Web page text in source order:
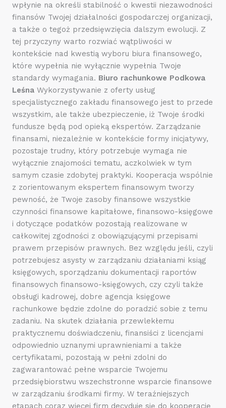
wpłynie na określi stabilność o kwestii niezawodności
finansów Twojej działalności gospodarczej organizacji,
a także o tegoż przedsięwzięcia dalszym ewolucji. Z
tej przyczyny warto rozwiać wątpliwości w
kontekście nad kwestią wyboru biura finansowego,
które wypełnia nie wyłącznie wypełnia Twoje
standardy wymagania. Biuro rachunkowe Podkowa
Leśna Wykorzystywanie z oferty usług
specjalistycznego zakładu finansowego jest to przede
wszystkim, ale także ubezpieczenie, iż Twoje środki
fundusze będą pod opieką ekspertów. Zarządzanie
finansami, niezależnie w kontekście formy inicjatywy,
pozostaje trudny, który potrzebuje wymaga nie
wyłącznie znajomości tematu, aczkolwiek w tym
samym czasie zdobytej praktyki. Kooperacja wspólnie
z zorientowanym ekspertem finansowym tworzy
pewność, że Twoje zasoby finansowe wszystkie
czynności finansowe kapitałowe, finansowo-księgowe
i dotyczące podatków pozostają realizowane w
całkowitej zgodności z obowiązującymi przepisami
prawem przepisów prawnych. Bez względu jeśli, czyli
potrzebujesz asysty w zarządzaniu działaniami ksiąg
księgowych, sporządzaniu dokumentacji raportów
finansowych finansowo-księgowych, czy czyli także
obsługi kadrowej, dobre agencja księgowe
rachunkowe będzie zdolne do poradzić sobie z temu
zadaniu. Na skutek działania przewlekłemu
praktycznemu doświadczeniu, finansiści z licencjami
odpowiednio uznanymi uprawnieniami a także
certyfikatami, pozostają w pełni zdolni do
zagwarantować pełne wsparcie Twojemu
przedsiębiorstwu wszechstronne wsparcie finansowe
w zarządzaniu środkami firmy. W teraźniejszych
etapach coraz więcej firm decyduje się do kooperację